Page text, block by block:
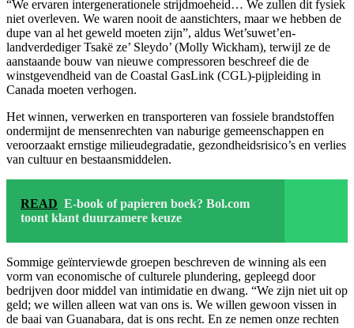
“We ervaren intergenerationele strijdmoeheid… We zullen dit fysiek
niet overleven. We waren nooit de aanstichters, maar we hebben de
dupe van al het geweld moeten zijn”, aldus Wet’suwet’en-
landverdediger Tsakë ze’ Sleydo’ (Molly Wickham), terwijl ze de
aanstaande bouw van nieuwe compressoren beschreef die de
winstgevendheid van de Coastal GasLink (CGL)-pijpleiding in
Canada moeten verhogen.
Het winnen, verwerken en transporteren van fossiele brandstoffen
ondermijnt de mensenrechten van naburige gemeenschappen en
veroorzaakt ernstige milieudegradatie, gezondheidsrisico’s en verlies
van cultuur en bestaansmiddelen.
READ E-book of papieren boek? Bol.com
toont klant duurzamere keuze
Sommige geïnterviewde groepen beschreven de winning als een
vorm van economische of culturele plundering, gepleegd door
bedrijven door middel van intimidatie en dwang. “We zijn niet uit op
geld; we willen alleen wat van ons is. We willen gewoon vissen in
de baai van Guanabara, dat is ons recht. En ze nemen onze rechten